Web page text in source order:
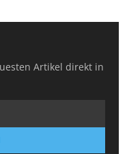
Artikel direkt in